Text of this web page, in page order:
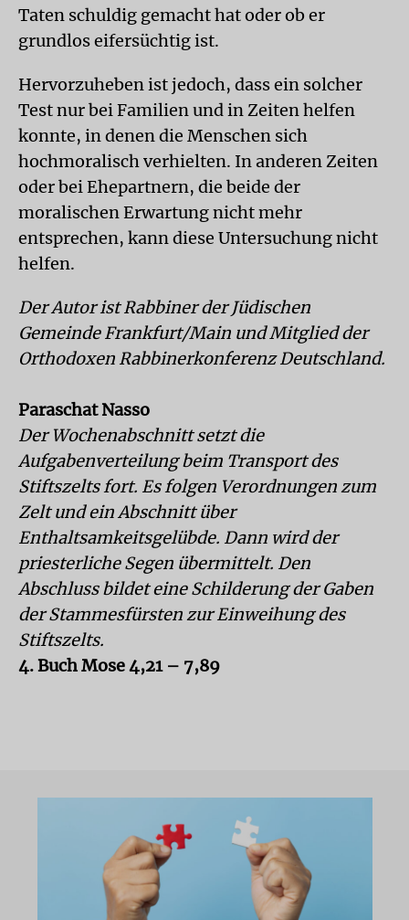
Taten schuldig gemacht hat oder ob er
grundlos eifersüchtig ist.
Hervorzuheben ist jedoch, dass ein solcher
Test nur bei Familien und in Zeiten helfen
konnte, in denen die Menschen sich
hochmoralisch verhielten. In anderen Zeiten
oder bei Ehepartnern, die beide der
moralischen Erwartung nicht mehr
entsprechen, kann diese Untersuchung nicht
helfen.
Der Autor ist Rabbiner der Jüdischen
Gemeinde Frankfurt/Main und Mitglied der
Orthodoxen Rabbinerkonferenz Deutschland.
Paraschat Nasso
Der Wochenabschnitt setzt die
Aufgabenverteilung beim Transport des
Stiftszelts fort. Es folgen Verordnungen zum
Zelt und ein Abschnitt über
Enthaltsamkeitsgelübde. Dann wird der
priesterliche Segen übermittelt. Den
Abschluss bildet eine Schilderung der Gaben
der Stammesfürsten zur Einweihung des
Stiftszelts.
4. Buch Mose 4,21 – 7,89